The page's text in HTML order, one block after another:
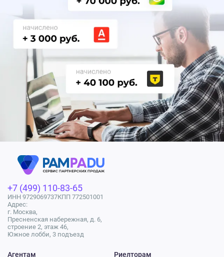
+7 (499) 110-83-65
ИНН 9729069737КПП 772501001
Адрес:
г. Москва,
Пресненская набережная, д. 6,
строение 2, этаж 46,
Южное лобби, 3 подъезд
Агентам
Риелторам